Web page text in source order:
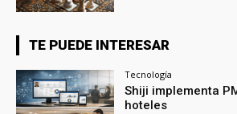
TE PUEDE INTERESAR
Tecnología
Shiji implementa
hoteles